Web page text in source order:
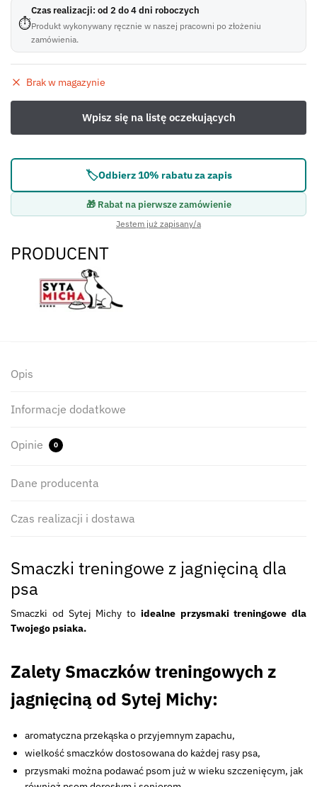
⏱
Czas realizacji: od 2 do 4 dni roboczych
Produkt wykonywany ręcznie w naszej pracowni po złożeniu
zamówienia.
Brak w magazynie
🏷️Odbierz 10% rabatu za zapis
🎁 Rabat na pierwsze zamówienie
Jestem już zapisany/a
PRODUCENT
Opis
Informacje dodatkowe
Opinie 0
Dane producenta
Czas realizacji i dostawa
Smaczki treningowe z jagnięciną dla
psa
Smaczki od Sytej Michy to idealne przysmaki treningowe dla
Twojego psiaka.
Zalety Smaczków treningowych z
jagnięciną od Sytej Michy:
aromatyczna przekąska o przyjemnym zapachu,
wielkość smaczków dostosowana do każdej rasy psa,
przysmaki można podawać psom już w wieku szczenięcym, jak